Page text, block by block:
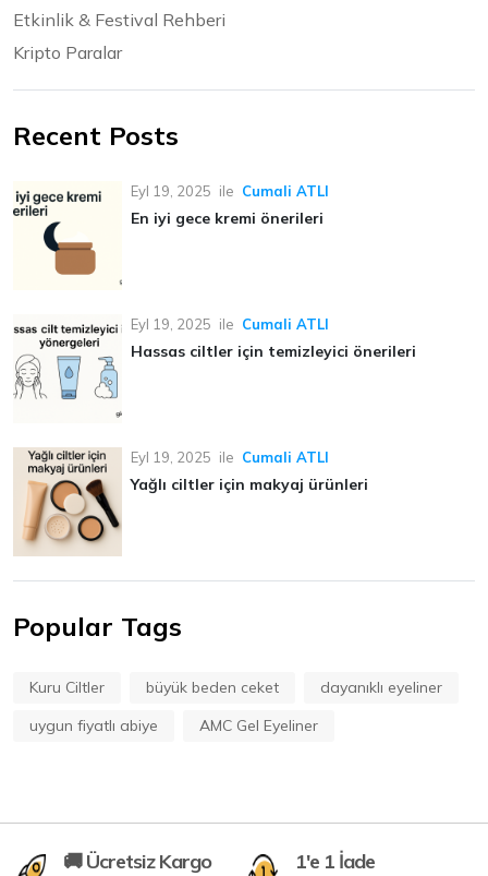
Etkinlik & Festival Rehberi
Kripto Paralar
Recent Posts
Eyl 19, 2025 ile Cumali ATLI
En iyi gece kremi önerileri
Eyl 19, 2025 ile Cumali ATLI
Hassas ciltler için temizleyici önerileri
Eyl 19, 2025 ile Cumali ATLI
Yağlı ciltler için makyaj ürünleri
Popular Tags
Kuru Ciltler büyük beden ceket
dayanıklı eyeliner
uygun fiyatlı abiye
AMC Gel Eyeliner
🚚 Ücretsiz Kargo 1'e 1 İade